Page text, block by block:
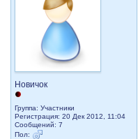
Новичок
Группа: Участники
Регистрация: 20 Дек 2012, 11:04
Сообщений: 7
Пол: